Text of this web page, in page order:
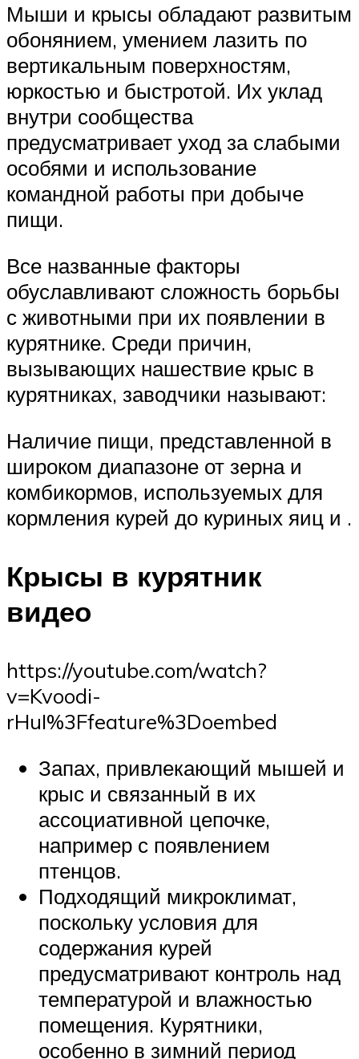
Мыши и крысы обладают развитым
обонянием, умением лазить по
вертикальным поверхностям,
юркостью и быстротой. Их уклад
внутри сообщества
предусматривает уход за слабыми
особями и использование
командной работы при добыче
пищи.
Все названные факторы
обуславливают сложность борьбы
с животными при их появлении в
курятнике. Среди причин,
вызывающих нашествие крыс в
курятниках, заводчики называют:
Наличие пищи, представленной в
широком диапазоне от зерна и
комбикормов, используемых для
кормления курей до куриных яиц и .
Крысы в курятник
видео
https://youtube.com/watch?
v=Kvoodi-
rHuI%3Ffeature%3Doembed
Запах, привлекающий мышей и
крыс и связанный в их
ассоциативной цепочке,
например с появлением
птенцов.
Подходящий микроклимат,
поскольку условия для
содержания курей
предусматривают контроль над
температурой и влажностью
помещения. Курятники,
особенно в зимний период